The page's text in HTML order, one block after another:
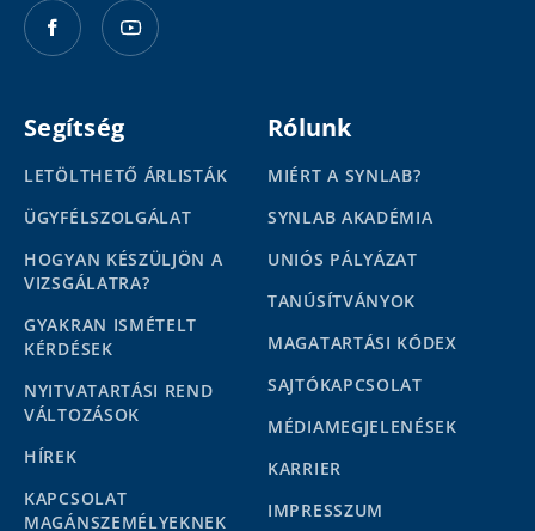
Segítség
LETÖLTHETŐ ÁRLISTÁK
ÜGYFÉLSZOLGÁLAT
HOGYAN KÉSZÜLJÖN A
VIZSGÁLATRA?
GYAKRAN ISMÉTELT
KÉRDÉSEK
NYITVATARTÁSI REND
VÁLTOZÁSOK
HÍREK
KAPCSOLAT
MAGÁNSZEMÉLYEKNEK
Rólunk
MIÉRT A SYNLAB?
SYNLAB AKADÉMIA
UNIÓS PÁLYÁZAT
TANÚSÍTVÁNYOK
MAGATARTÁSI KÓDEX
SAJTÓKAPCSOLAT
MÉDIAMEGJELENÉSEK
KARRIER
IMPRESSZUM